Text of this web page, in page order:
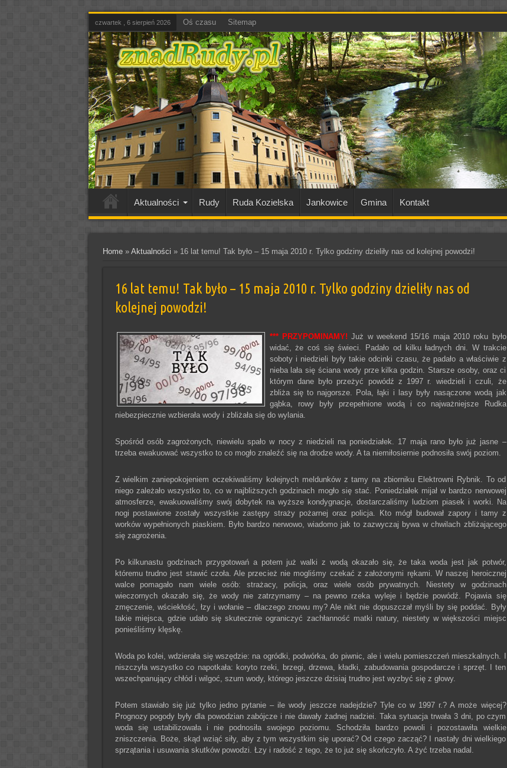
czwartek , 6 sierpień 2026 Oś czasu Sitemap
Aktualności Rudy Ruda Kozielska Jankowice Gmina Kontakt
Home» Aktualności » 16 lat temu! Tak było – 15 maja 2010 r. Tylko godziny dzieliły nas od kolejnej powodzi!
16 lat temu! Tak było – 15 maja 2010 r. Tylko godziny dzieliły nas od
kolejnej powodzi!
*** PRZYPOMINAMY! Już w weekend 15/16 maja 2010 roku było
widać, że coś się świeci. Padało od kilku ładnych dni. W trakcie
soboty i niedzieli były takie odcinki czasu, że padało a właściwie z
nieba lała się ściana wody prze kilka godzin. Starsze osoby, oraz ci
którym dane było przeżyć powódź z 1997 r. wiedzieli i czuli, że
zbliża się to najgorsze. Pola, łąki i lasy były nasączone wodą jak
gąbka, rowy były przepełnione wodą i co najważniejsze Rudka
niebezpiecznie wzbierała wody i zbliżała się do wylania.
Spośród osób zagrożonych, niewielu spało w nocy z niedzieli na poniedziałek. 17 maja rano było już jasne –
trzeba ewakuować wszystko to co mogło znaleźć się na drodze wody. A ta niemiłosiernie podnosiła swój poziom.
Z wielkim zaniepokojeniem oczekiwaliśmy kolejnych meldunków z tamy na zbiorniku Elektrowni Rybnik. To od
niego zależało wszystko to, co w najbliższych godzinach mogło się stać. Poniedziałek mijał w bardzo nerwowej
atmosferze, ewakuowaliśmy swój dobytek na wyższe kondygnacje, dostarczaliśmy ludziom piasek i worki. Na
nogi postawione zostały wszystkie zastępy straży pożarnej oraz policja. Kto mógł budował zapory i tamy z
worków wypełnionych piaskiem. Było bardzo nerwowo, wiadomo jak to zazwyczaj bywa w chwilach zbliżającego
się zagrożenia.
Po kilkunastu godzinach przygotowań a potem już walki z wodą okazało się, że taka woda jest jak potwór,
któremu trudno jest stawić czoła. Ale przecież nie mogliśmy czekać z założonymi rękami. W naszej heroicznej
walce pomagało nam wiele osób: strażacy, policja, oraz wiele osób prywatnych. Niestety w godzinach
wieczornych okazało się, że wody nie zatrzymamy – na pewno rzeka wyleje i będzie powódź. Pojawia się
zmęczenie, wściekłość, łzy i wołanie – dlaczego znowu my? Ale nikt nie dopuszczał myśli by się poddać. Były
takie miejsca, gdzie udało się skutecznie ograniczyć zachłanność matki natury, niestety w większości miejsc
ponieśliśmy klęskę.
Woda po kolei, wdzierała się wszędzie: na ogródki, podwórka, do piwnic, ale i wielu pomieszczeń mieszkalnych. I
niszczyła wszystko co napotkała: koryto rzeki, brzegi, drzewa, kładki, zabudowania gospodarcze i sprzęt. I ten
wszechpanujący chłód i wilgoć, szum wody, którego jeszcze dzisiaj trudno jest wyzbyć się z głowy.
Potem stawiało się już tylko jedno pytanie – ile wody jeszcze nadejdzie? Tyle co w 1997 r.? A może więcej?
Prognozy pogody były dla powodzian zabójcze i nie dawały żadnej nadziei. Taka sytuacja trwała 3 dni, po czym
woda się ustabilizowała i nie podnosiła swojego poziomu. Schodziła bardzo powoli i pozostawiła wielkie
zniszczenia. Boże, skąd wziąć siły, aby z tym wszystkim się uporać? Od czego zacząć? I nastały dni wielkiego
sprzątania i usuwania skutków powodzi. Łzy i radość z tego, że to już się skończyło. A żyć trzeba nadal.